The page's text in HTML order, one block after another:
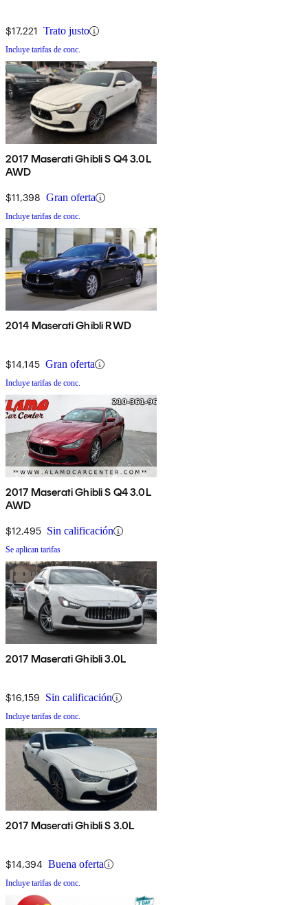
$17,221 Trato justo
Incluye tarifas de conc.
2017 Maserati Ghibli S Q4 3.0L
AWD
$11,398 Gran oferta
Incluye tarifas de conc.
2014 Maserati Ghibli RWD
$14,145 Gran oferta
Incluye tarifas de conc.
2017 Maserati Ghibli S Q4 3.0L
AWD
$12,495 Sin calificación
Se aplican tarifas
2017 Maserati Ghibli 3.0L
$16,159 Sin calificación
Incluye tarifas de conc.
2017 Maserati Ghibli S 3.0L
$14,394 Buena oferta
Incluye tarifas de conc.